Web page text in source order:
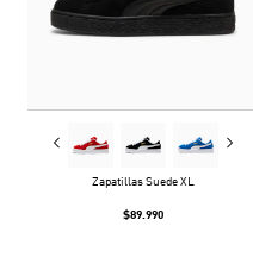
Zapatillas Suede XL
$89.990